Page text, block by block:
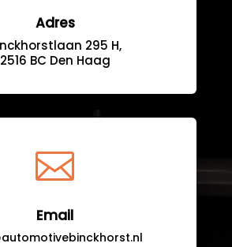
Adres
295 H,
2516 BC Den Haag

Email